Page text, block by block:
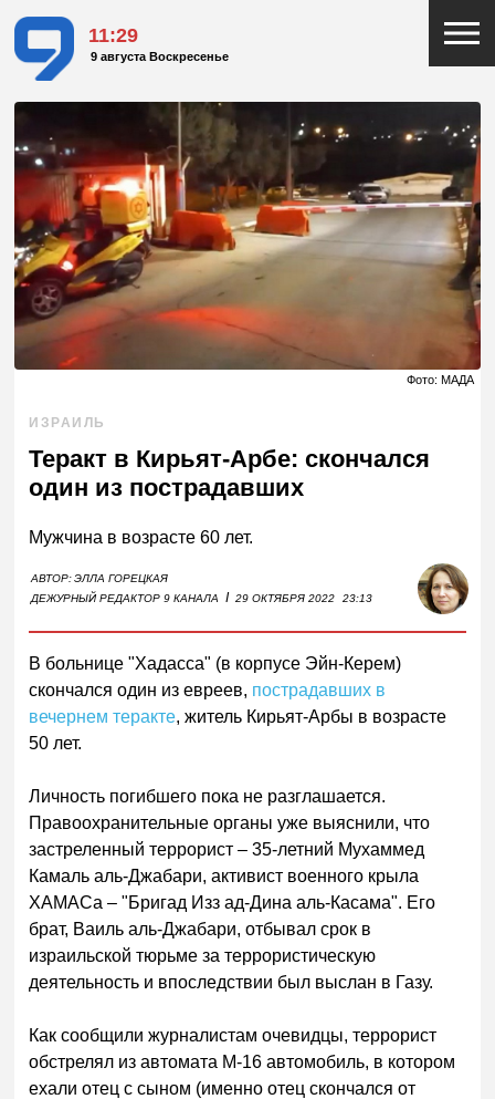
11:29
9 августа Воскресенье
Фото: МАДА
ИЗРАИЛЬ
Теракт в Кирьят-Арбе: скончался
один из пострадавших
Мужчина в возрасте 60 лет.
АВТОР:ЭЛЛА ГОРЕЦКАЯ
ДЕЖУРНЫЙ РЕДАКТОР 9 КАНАЛА
I 29 ОКТЯБРЯ 2022 23:13
В больнице "Хадасса" (в корпусе Эйн-Керем)
скончался один из евреев, пострадавших в
вечернем теракте, житель Кирьят-Арбы в возрасте
50 лет.
Личность погибшего пока не разглашается.
Правоохранительные органы уже выяснили, что
застреленный террорист – 35-летний Мухаммед
Камаль аль-Джабари, активист военного крыла
ХАМАСа – "Бригад Изз ад-Дина аль-Касама". Его
брат, Ваиль аль-Джабари, отбывал срок в
израильской тюрьме за террористическую
деятельность и впоследствии был выслан в Газу.
Как сообщили журналистам очевидцы, террорист
обстрелял из автомата М-16 автомобиль, в котором
ехали отец с сыном (именно отец скончался от